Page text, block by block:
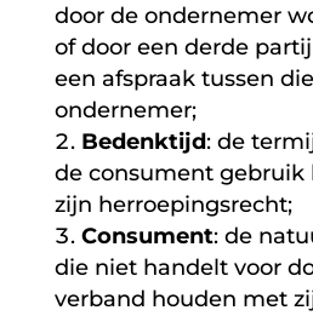
door de ondernemer
of door een derde
een afspraak tussen
ondernemer;
Bedenktijd: de
de consument gebruik
zijn herroepingsrecht;
Consument: de
die niet handelt voor
verband houden met